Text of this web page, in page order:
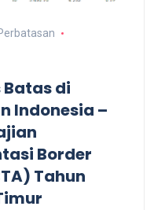
di
Indonesia –
Border
Tahun